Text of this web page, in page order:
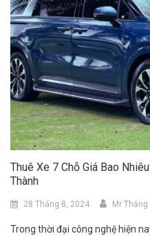
Thuê Xe 7 Chỗ Giá Bao
Thành
28 Tháng 8, 2024 Mr Thắng
Trong thời đại công nghệ hiện